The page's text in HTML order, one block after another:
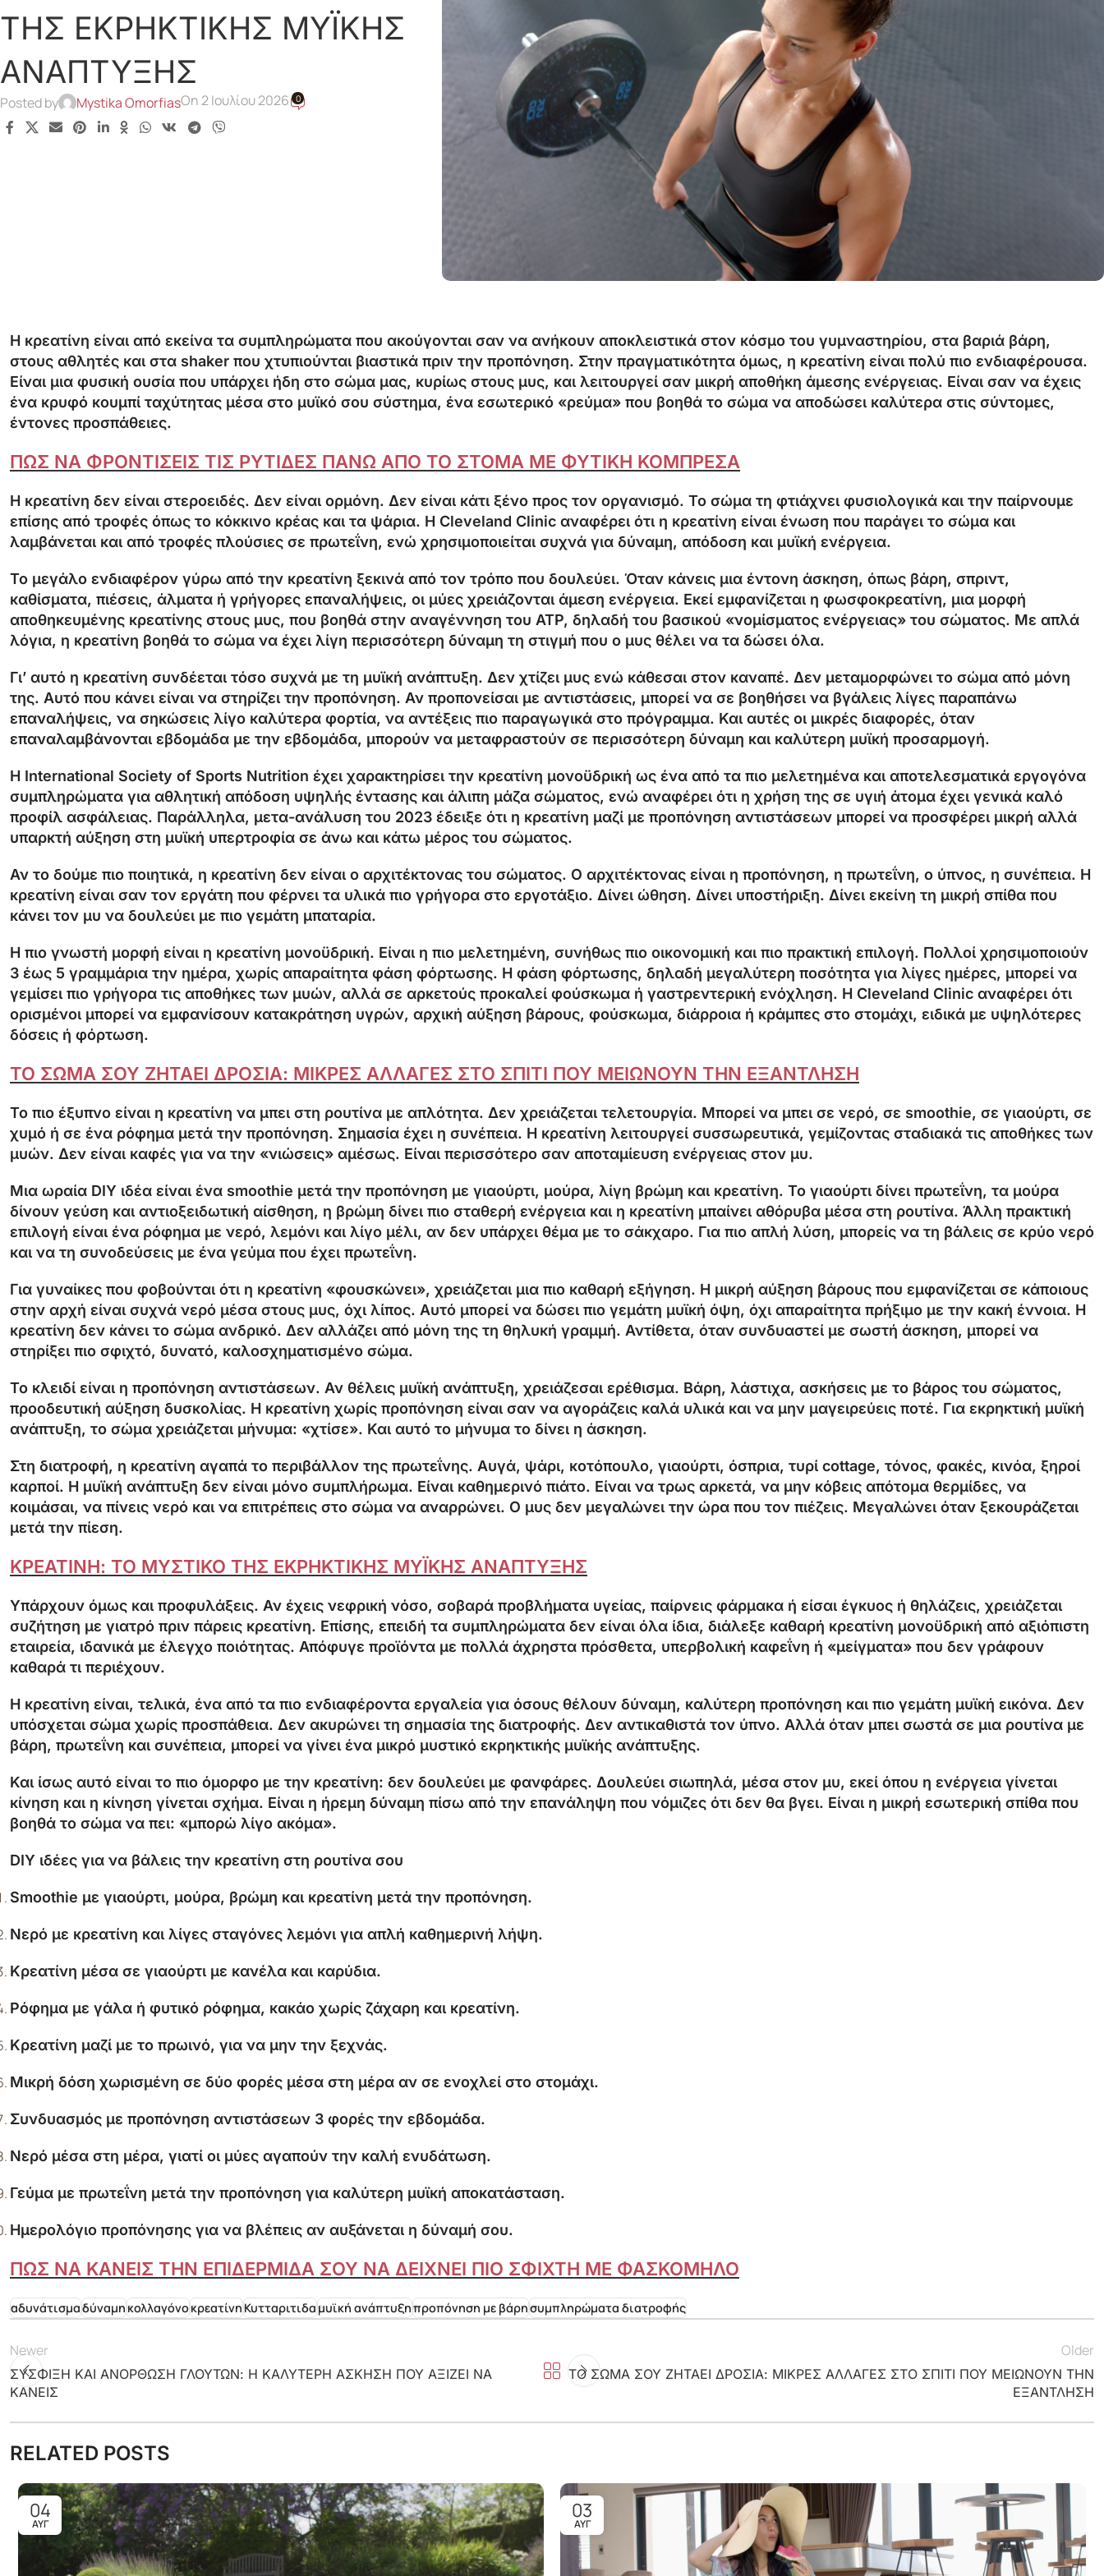
ΤΗΣ ΕΚΡΗΚΤΙΚΗΣ ΜΥΪΚΗΣ
ΑΝΑΠΤΥΞΗΣ
Posted by Mystika OmorfiasOn 2 Ιουλίου 2026 0
Η κρεατίνη είναι από εκείνα τα συμπληρώματα που ακούγονται σαν να ανήκουν αποκλειστικά στον κόσμο του γυμναστηρίου, στα βαριά βάρη,
στους αθλητές και στα shaker που χτυπιούνται βιαστικά πριν την προπόνηση. Στην πραγματικότητα όμως, η κρεατίνη είναι πολύ πιο ενδιαφέρουσα.
Είναι μια φυσική ουσία που υπάρχει ήδη στο σώμα μας, κυρίως στους μυς, και λειτουργεί σαν μικρή αποθήκη άμεσης ενέργειας. Είναι σαν να έχεις
ένα κρυφό κουμπί ταχύτητας μέσα στο μυϊκό σου σύστημα, ένα εσωτερικό «ρεύμα» που βοηθά το σώμα να αποδώσει καλύτερα στις σύντομες,
έντονες προσπάθειες.
ΠΩΣ ΝΑ ΦΡΟΝΤΙΣΕΙΣ ΤΙΣ ΡΥΤΙΔΕΣ ΠΑΝΩ ΑΠΟ ΤΟ ΣΤΟΜΑ ΜΕ ΦΥΤΙΚΗ ΚΟΜΠΡΕΣΑ
Η κρεατίνη δεν είναι στεροειδές. Δεν είναι ορμόνη. Δεν είναι κάτι ξένο προς τον οργανισμό. Το σώμα τη φτιάχνει φυσιολογικά και την παίρνουμε
επίσης από τροφές όπως το κόκκινο κρέας και τα ψάρια. Η Cleveland Clinic αναφέρει ότι η κρεατίνη είναι ένωση που παράγει το σώμα και
λαμβάνεται και από τροφές πλούσιες σε πρωτεΐνη, ενώ χρησιμοποιείται συχνά για δύναμη, απόδοση και μυϊκή ενέργεια.
Το μεγάλο ενδιαφέρον γύρω από την κρεατίνη ξεκινά από τον τρόπο που δουλεύει. Όταν κάνεις μια έντονη άσκηση, όπως βάρη, σπριντ,
καθίσματα, πιέσεις, άλματα ή γρήγορες επαναλήψεις, οι μύες χρειάζονται άμεση ενέργεια. Εκεί εμφανίζεται η φωσφοκρεατίνη, μια μορφή
αποθηκευμένης κρεατίνης στους μυς, που βοηθά στην αναγέννηση του ATP, δηλαδή του βασικού «νομίσματος ενέργειας» του σώματος. Με απλά
λόγια, η κρεατίνη βοηθά το σώμα να έχει λίγη περισσότερη δύναμη τη στιγμή που ο μυς θέλει να τα δώσει όλα.
Γι’ αυτό η κρεατίνη συνδέεται τόσο συχνά με τη μυϊκή ανάπτυξη. Δεν χτίζει μυς ενώ κάθεσαι στον καναπέ. Δεν μεταμορφώνει το σώμα από μόνη
της. Αυτό που κάνει είναι να στηρίζει την προπόνηση. Αν προπονείσαι με αντιστάσεις, μπορεί να σε βοηθήσει να βγάλεις λίγες παραπάνω
επαναλήψεις, να σηκώσεις λίγο καλύτερα φορτία, να αντέξεις πιο παραγωγικά στο πρόγραμμα. Και αυτές οι μικρές διαφορές, όταν
επαναλαμβάνονται εβδομάδα με την εβδομάδα, μπορούν να μεταφραστούν σε περισσότερη δύναμη και καλύτερη μυϊκή προσαρμογή.
Η International Society of Sports Nutrition έχει χαρακτηρίσει την κρεατίνη μονοϋδρική ως ένα από τα πιο μελετημένα και αποτελεσματικά εργογόνα
συμπληρώματα για αθλητική απόδοση υψηλής έντασης και άλιπη μάζα σώματος, ενώ αναφέρει ότι η χρήση της σε υγιή άτομα έχει γενικά καλό
προφίλ ασφάλειας. Παράλληλα, μετα-ανάλυση του 2023 έδειξε ότι η κρεατίνη μαζί με προπόνηση αντιστάσεων μπορεί να προσφέρει μικρή αλλά
υπαρκτή αύξηση στη μυϊκή υπερτροφία σε άνω και κάτω μέρος του σώματος.
Αν το δούμε πιο ποιητικά, η κρεατίνη δεν είναι ο αρχιτέκτονας του σώματος. Ο αρχιτέκτονας είναι η προπόνηση, η πρωτεΐνη, ο ύπνος, η συνέπεια. Η
κρεατίνη είναι σαν τον εργάτη που φέρνει τα υλικά πιο γρήγορα στο εργοτάξιο. Δίνει ώθηση. Δίνει υποστήριξη. Δίνει εκείνη τη μικρή σπίθα που
κάνει τον μυ να δουλεύει με πιο γεμάτη μπαταρία.
Η πιο γνωστή μορφή είναι η κρεατίνη μονοϋδρική. Είναι η πιο μελετημένη, συνήθως πιο οικονομική και πιο πρακτική επιλογή. Πολλοί χρησιμοποιούν
3 έως 5 γραμμάρια την ημέρα, χωρίς απαραίτητα φάση φόρτωσης. Η φάση φόρτωσης, δηλαδή μεγαλύτερη ποσότητα για λίγες ημέρες, μπορεί να
γεμίσει πιο γρήγορα τις αποθήκες των μυών, αλλά σε αρκετούς προκαλεί φούσκωμα ή γαστρεντερική ενόχληση. Η Cleveland Clinic αναφέρει ότι
ορισμένοι μπορεί να εμφανίσουν κατακράτηση υγρών, αρχική αύξηση βάρους, φούσκωμα, διάρροια ή κράμπες στο στομάχι, ειδικά με υψηλότερες
δόσεις ή φόρτωση.
ΤΟ ΣΩΜΑ ΣΟΥ ΖΗΤΑΕΙ ΔΡΟΣΙΑ: ΜΙΚΡΕΣ ΑΛΛΑΓΕΣ ΣΤΟ ΣΠΙΤΙ ΠΟΥ ΜΕΙΩΝΟΥΝ ΤΗΝ ΕΞΑΝΤΛΗΣΗ
Το πιο έξυπνο είναι η κρεατίνη να μπει στη ρουτίνα με απλότητα. Δεν χρειάζεται τελετουργία. Μπορεί να μπει σε νερό, σε smoothie, σε γιαούρτι, σε
χυμό ή σε ένα ρόφημα μετά την προπόνηση. Σημασία έχει η συνέπεια. Η κρεατίνη λειτουργεί συσσωρευτικά, γεμίζοντας σταδιακά τις αποθήκες των
μυών. Δεν είναι καφές για να την «νιώσεις» αμέσως. Είναι περισσότερο σαν αποταμίευση ενέργειας στον μυ.
Μια ωραία DIY ιδέα είναι ένα smoothie μετά την προπόνηση με γιαούρτι, μούρα, λίγη βρώμη και κρεατίνη. Το γιαούρτι δίνει πρωτεΐνη, τα μούρα
δίνουν γεύση και αντιοξειδωτική αίσθηση, η βρώμη δίνει πιο σταθερή ενέργεια και η κρεατίνη μπαίνει αθόρυβα μέσα στη ρουτίνα. Άλλη πρακτική
επιλογή είναι ένα ρόφημα με νερό, λεμόνι και λίγο μέλι, αν δεν υπάρχει θέμα με το σάκχαρο. Για πιο απλή λύση, μπορείς να τη βάλεις σε κρύο νερό
και να τη συνοδεύσεις με ένα γεύμα που έχει πρωτεΐνη.
Για γυναίκες που φοβούνται ότι η κρεατίνη «φουσκώνει», χρειάζεται μια πιο καθαρή εξήγηση. Η μικρή αύξηση βάρους που εμφανίζεται σε κάποιους
στην αρχή είναι συχνά νερό μέσα στους μυς, όχι λίπος. Αυτό μπορεί να δώσει πιο γεμάτη μυϊκή όψη, όχι απαραίτητα πρήξιμο με την κακή έννοια. Η
κρεατίνη δεν κάνει το σώμα ανδρικό. Δεν αλλάζει από μόνη της τη θηλυκή γραμμή. Αντίθετα, όταν συνδυαστεί με σωστή άσκηση, μπορεί να
στηρίξει πιο σφιχτό, δυνατό, καλοσχηματισμένο σώμα.
Το κλειδί είναι η προπόνηση αντιστάσεων. Αν θέλεις μυϊκή ανάπτυξη, χρειάζεσαι ερέθισμα. Βάρη, λάστιχα, ασκήσεις με το βάρος του σώματος,
προοδευτική αύξηση δυσκολίας. Η κρεατίνη χωρίς προπόνηση είναι σαν να αγοράζεις καλά υλικά και να μην μαγειρεύεις ποτέ. Για εκρηκτική μυϊκή
ανάπτυξη, το σώμα χρειάζεται μήνυμα: «χτίσε». Και αυτό το μήνυμα το δίνει η άσκηση.
Στη διατροφή, η κρεατίνη αγαπά το περιβάλλον της πρωτεΐνης. Αυγά, ψάρι, κοτόπουλο, γιαούρτι, όσπρια, τυρί cottage, τόνος, φακές, κινόα, ξηροί
καρποί. Η μυϊκή ανάπτυξη δεν είναι μόνο συμπλήρωμα. Είναι καθημερινό πιάτο. Είναι να τρως αρκετά, να μην κόβεις απότομα θερμίδες, να
κοιμάσαι, να πίνεις νερό και να επιτρέπεις στο σώμα να αναρρώνει. Ο μυς δεν μεγαλώνει την ώρα που τον πιέζεις. Μεγαλώνει όταν ξεκουράζεται
μετά την πίεση.
ΚΡΕΑΤΙΝΗ: ΤΟ ΜΥΣΤΙΚΟ ΤΗΣ ΕΚΡΗΚΤΙΚΗΣ ΜΥΪΚΗΣ ΑΝΑΠΤΥΞΗΣ
Υπάρχουν όμως και προφυλάξεις. Αν έχεις νεφρική νόσο, σοβαρά προβλήματα υγείας, παίρνεις φάρμακα ή είσαι έγκυος ή θηλάζεις, χρειάζεται
συζήτηση με γιατρό πριν πάρεις κρεατίνη. Επίσης, επειδή τα συμπληρώματα δεν είναι όλα ίδια, διάλεξε καθαρή κρεατίνη μονοϋδρική από αξιόπιστη
εταιρεία, ιδανικά με έλεγχο ποιότητας. Απόφυγε προϊόντα με πολλά άχρηστα πρόσθετα, υπερβολική καφεΐνη ή «μείγματα» που δεν γράφουν
καθαρά τι περιέχουν.
Η κρεατίνη είναι, τελικά, ένα από τα πιο ενδιαφέροντα εργαλεία για όσους θέλουν δύναμη, καλύτερη προπόνηση και πιο γεμάτη μυϊκή εικόνα. Δεν
υπόσχεται σώμα χωρίς προσπάθεια. Δεν ακυρώνει τη σημασία της διατροφής. Δεν αντικαθιστά τον ύπνο. Αλλά όταν μπει σωστά σε μια ρουτίνα με
βάρη, πρωτεΐνη και συνέπεια, μπορεί να γίνει ένα μικρό μυστικό εκρηκτικής μυϊκής ανάπτυξης.
Και ίσως αυτό είναι το πιο όμορφο με την κρεατίνη: δεν δουλεύει με φανφάρες. Δουλεύει σιωπηλά, μέσα στον μυ, εκεί όπου η ενέργεια γίνεται
κίνηση και η κίνηση γίνεται σχήμα. Είναι η ήρεμη δύναμη πίσω από την επανάληψη που νόμιζες ότι δεν θα βγει. Είναι η μικρή εσωτερική σπίθα που
βοηθά το σώμα να πει: «μπορώ λίγο ακόμα».
DIY ιδέες για να βάλεις την κρεατίνη στη ρουτίνα σου
Smoothie με γιαούρτι, μούρα, βρώμη και κρεατίνη μετά την προπόνηση.
Νερό με κρεατίνη και λίγες σταγόνες λεμόνι για απλή καθημερινή λήψη.
Κρεατίνη μέσα σε γιαούρτι με κανέλα και καρύδια.
Ρόφημα με γάλα ή φυτικό ρόφημα, κακάο χωρίς ζάχαρη και κρεατίνη.
Κρεατίνη μαζί με το πρωινό, για να μην την ξεχνάς.
Μικρή δόση χωρισμένη σε δύο φορές μέσα στη μέρα αν σε ενοχλεί στο στομάχι.
Συνδυασμός με προπόνηση αντιστάσεων 3 φορές την εβδομάδα.
Νερό μέσα στη μέρα, γιατί οι μύες αγαπούν την καλή ενυδάτωση.
Γεύμα με πρωτεΐνη μετά την προπόνηση για καλύτερη μυϊκή αποκατάσταση.
Ημερολόγιο προπόνησης για να βλέπεις αν αυξάνεται η δύναμή σου.
ΠΩΣ ΝΑ ΚΑΝΕΙΣ ΤΗΝ ΕΠΙΔΕΡΜΙΔΑ ΣΟΥ ΝΑ ΔΕΙΧΝΕΙ ΠΙΟ ΣΦΙΧΤΗ ΜΕ ΦΑΣΚΟΜΗΛΟ
αδυνάτισμαδύναμηκολλαγόνοκρεατίνηΚυτταριτιδαμυϊκή ανάπτυξηπροπόνηση με βάρησυμπληρώματα διατροφής
Newer
ΣΥΣΦΙΞΗ ΚΑΙ ΑΝΟΡΘΩΣΗ ΓΛΟΥΤΩΝ: Η ΚΑΛΥΤΕΡΗ ΑΣΚΗΣΗ ΠΟΥ ΑΞΙΖΕΙ ΝΑ
ΚΑΝΕΙΣ
Older
ΤΟ ΣΩΜΑ ΣΟΥ ΖΗΤΑΕΙ ΔΡΟΣΙΑ: ΜΙΚΡΕΣ ΑΛΛΑΓΕΣ ΣΤΟ ΣΠΙΤΙ ΠΟΥ ΜΕΙΩΝΟΥΝ ΤΗΝ
ΕΞΑΝΤΛΗΣΗ
RELATED POSTS
04
ΑΥΓ
03
ΑΥΓ